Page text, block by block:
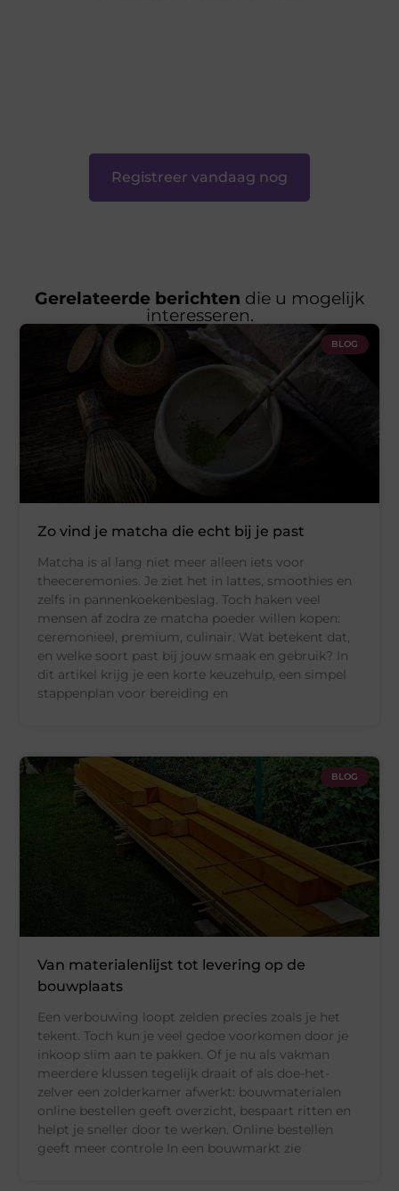
Registreer vandaag nog
Gerelateerde berichten die u mogelijk
interesseren.
BLOG
Zo vind je matcha die echt bij je past
Matcha is al lang niet meer alleen iets voor
theeceremonies. Je ziet het in lattes, smoothies en
zelfs in pannenkoekenbeslag. Toch haken veel
mensen af zodra ze matcha poeder willen kopen:
ceremonieel, premium, culinair. Wat betekent dat,
en welke soort past bij jouw smaak en gebruik? In
dit artikel krijg je een korte keuzehulp, een simpel
stappenplan voor bereiding en
BLOG
Van materialenlijst tot levering op de
bouwplaats
Een verbouwing loopt zelden precies zoals je het
tekent. Toch kun je veel gedoe voorkomen door je
inkoop slim aan te pakken. Of je nu als vakman
meerdere klussen tegelijk draait of als doe-het-
zelver een zolderkamer afwerkt: bouwmaterialen
online bestellen geeft overzicht, bespaart ritten en
helpt je sneller door te werken. Online bestellen
geeft meer controle In een bouwmarkt zie